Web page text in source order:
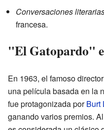
Conversaciones
francesa.
"El Gatopardo"
En 1963, el famoso
una película basada en la
fue protagonizada porBurt
ganando varios premios.